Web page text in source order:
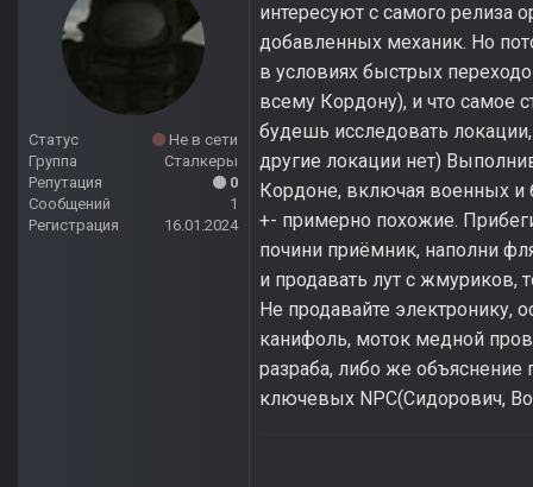
Статус
Не в сети
Группа
Сталкеры
Репутация
0
Сообщений
1
Регистрация
16.01.2024
интересуют с самого релиза
добавленных механик. Но
в условиях быстрых
всему Кордону), и что самое
будешь исследовать
другие локации нет)
Кордоне, включая военных и
+- примерно похожие.
почини приёмник, наполни
и продавать лут с жмуриков,
Не продавайте электронику,
канифоль, моток медной
разраба, либо же объяснение
ключевых NPC(Сидорович,